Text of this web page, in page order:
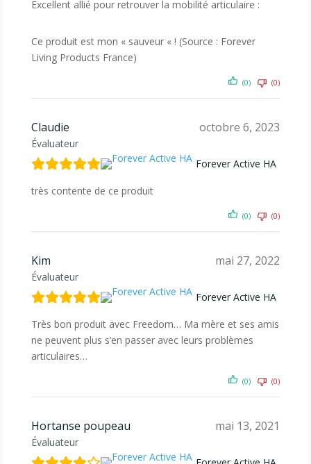
Excellent allié pour retrouver la mobilité articulaire :
Ce produit est mon « sauveur « ! (Source : Forever
Living Products France)
(0) (0)
Claudie
Évaluateur
octobre 6, 2023
Forever Active HA
très contente de ce produit
(0) (0)
Kim
Évaluateur
mai 27, 2022
Forever Active HA
Très bon produit avec Freedom… Ma mère et ses amis
ne peuvent plus s’en passer avec leurs problèmes
articulaires…
(0) (0)
Hortanse poupeau
Évaluateur
mai 13, 2021